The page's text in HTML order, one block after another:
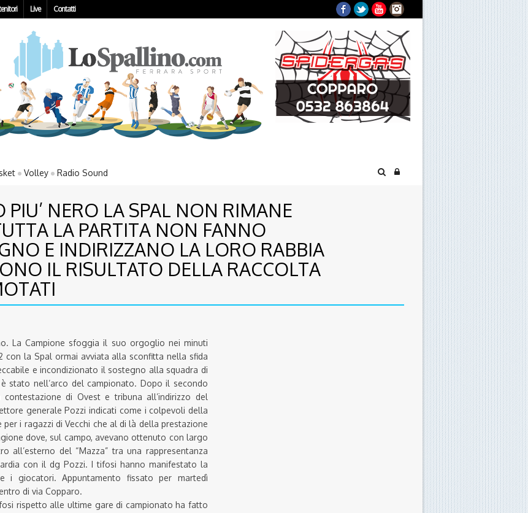
Live Contatti Facebook
TwitterYouTubeInstagram
Volley Radio Sound
NERO LA SPAL NON RIMANE
LA PARTITA NON FANNO
E INDIRIZZANO LA LORO RABBIA
IL RISULTATO DELLA RACCOLTA
La Campione sfoggia il suo orgoglio nei minuti
con la Spal ormai avviata alla sconfitta nella sfida
e incondizionato il sostegno alla squadra di
stato nell’arco del campionato. Dopo il secondo
di Ovest e tribuna all’indirizzo del
generale Pozzi indicati come i colpevoli della
i ragazzi di Vecchi che al di là della prestazione
dove, sul campo, avevano ottenuto con largo
all’esterno del “Mazza” tra una rappresentanza
con il dg Pozzi. I tifosi hanno manifestato la
i giocatori. Appuntamento fissato per martedì
di via Copparo.
rispetto alle ultime gare di campionato ha fatto